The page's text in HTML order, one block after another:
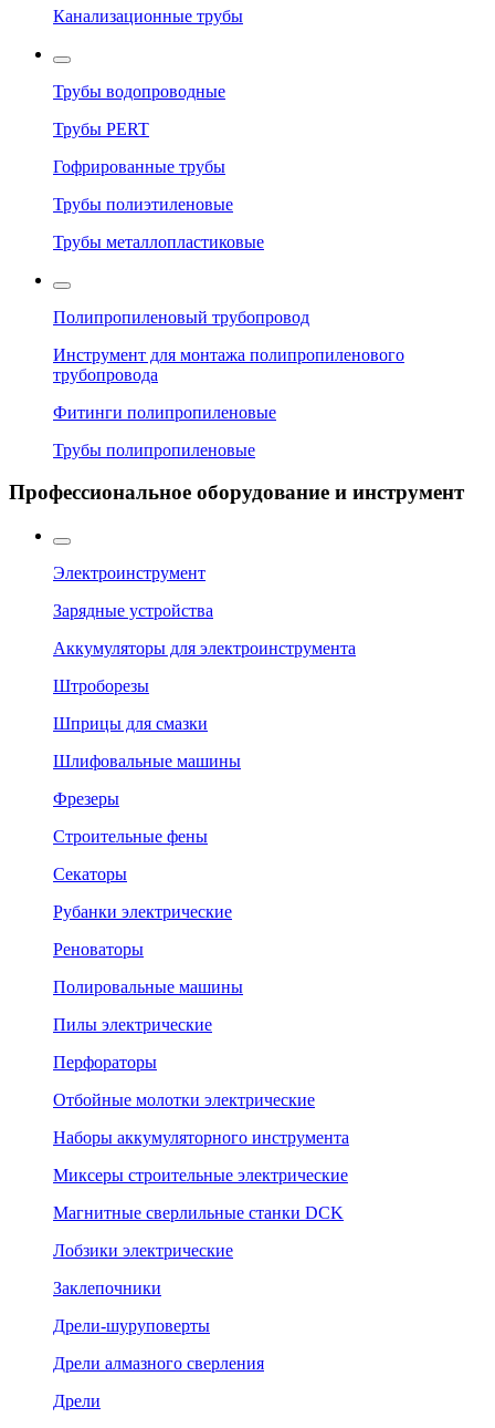
Канализационные трубы
Трубы водопроводные
Трубы PERT
Гофрированные трубы
Трубы полиэтиленовые
Трубы металлопластиковые
Полипропиленовый трубопровод
Инструмент для монтажа полипропиленового
трубопровода
Фитинги полипропиленовые
Трубы полипропиленовые
Профессиональное оборудование и инструмент
Электроинструмент
Зарядные устройства
Аккумуляторы для электроинструмента
Штроборезы
Шприцы для смазки
Шлифовальные машины
Фрезеры
Строительные фены
Секаторы
Рубанки электрические
Реноваторы
Полировальные машины
Пилы электрические
Перфораторы
Отбойные молотки электрические
Наборы аккумуляторного инструмента
Миксеры строительные электрические
Магнитные сверлильные станки DCK
Лобзики электрические
Заклепочники
Дрели-шуруповерты
Дрели алмазного сверления
Дрели